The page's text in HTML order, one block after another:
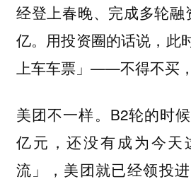
经登上春晚、完成多轮融
亿。用投资圈的话说，此
上车车票」——不得不买
美团不一样。B2轮的时
亿元，还没有成为今天
流」，美团就已经领投